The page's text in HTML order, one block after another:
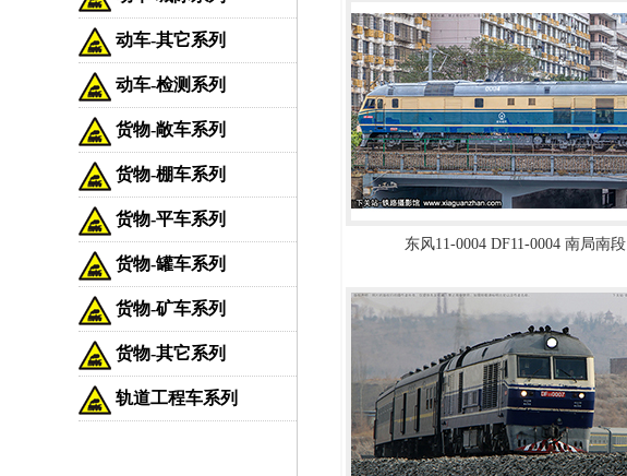
动车-其它系列
动车-检测系列
货物-敞车系列
货物-棚车系列
货物-平车系列
货物-罐车系列
货物-矿车系列
货物-其它系列
轨道工程车系列
东风11-0004 DF11-0004 南局南段